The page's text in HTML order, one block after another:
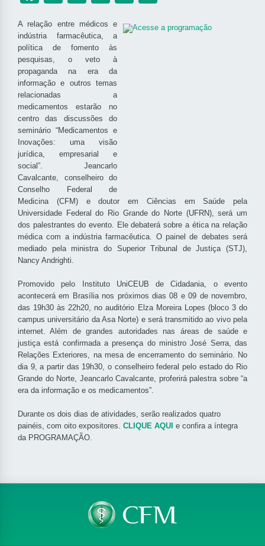
A relação entre médicos e
indústria farmacêutica, a
política de fomento às
pesquisas, o veto à
propaganda na era da
informação e outros temas
relacionadas a
medicamentos estarão no
centro das discussões do
seminário “Medicamentos e
Inovações: uma visão
jurídica, empresarial e
social”. Jeancarlo
Cavalcante, conselheiro do
Conselho Federal de
Medicina (CFM) e doutor em Ciências em Saúde pela
Universidade Federal do Rio Grande do Norte (UFRN), será um
dos palestrantes do evento. Ele debaterá sobre a ética na relação
médica com a indústria farmacêutica. O painel de debates será
mediado pela ministra do Superior Tribunal de Justiça (STJ),
Nancy Andrighti.
Promovido pelo Instituto UniCEUB de Cidadania, o evento
acontecerá em Brasília nos próximos dias 08 e 09 de novembro,
das 19h30 às 22h20, no auditório Elza Moreira Lopes (bloco 3 do
campus universitário da Asa Norte) e será transmitido ao vivo pela
internet.Além de grandes autoridades nas áreas de saúde e
justiça está confirmada a presença do ministro José Serra, das
Relações Exteriores, na mesa de encerramento do seminário. No
dia 9, a partir das 19h30, o conselheiro federal pelo estado do Rio
Grande do Norte, Jeancarlo Cavalcante, proferirá palestra sobre “a
era da informação e os medicamentos”.
Durante os dois dias de atividades, serão realizados quatro
painéis, com oito expositores. CLIQUE AQUI e confira a íntegra
da PROGRAMAÇÃO.